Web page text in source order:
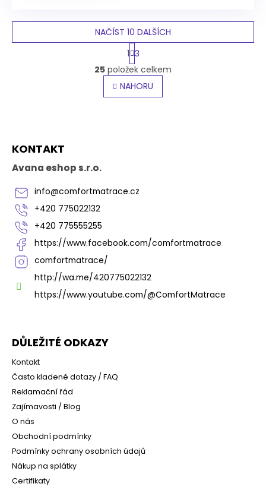
O
v
l
á
k
i
NAČÍST 10 DALŠÍCH
S
t
r
á
n
k
1 3
25 položek celkem
NAHORU
KONTAKT
Avana eshop s.r.o.
info@comfortmatrace.cz
+420 775022132
+420 775555255
https://www.facebook.com/comfortmatrace
comfortmatrace/
http://wa.me/420775022132
https://www.youtube.com/@ComfortMatrace
DŮLEŽITÉ ODKAZY
Kontakt
Často kladené dotazy / FAQ
Reklamační řád
Zajímavosti / Blog
O nás
Obchodní podmínky
Podmínky ochrany osobních údajů
Nákup na splátky
Certifikaty